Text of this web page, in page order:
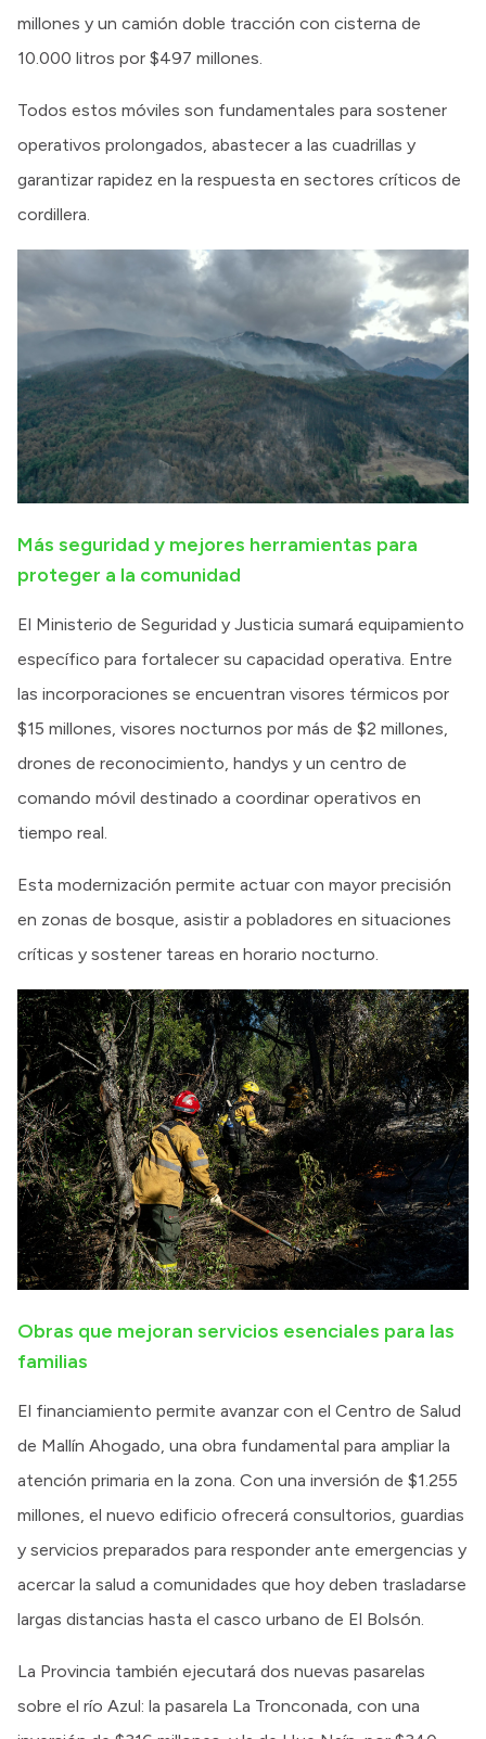
millones y un camión doble tracción con cisterna de
10.000 litros por $497 millones.
Todos estos móviles son fundamentales para sostener
operativos prolongados, abastecer a las cuadrillas y
garantizar rapidez en la respuesta en sectores críticos de
cordillera.
Más seguridad y mejores herramientas para
proteger a la comunidad
El Ministerio de Seguridad y Justicia sumará equipamiento
específico para fortalecer su capacidad operativa. Entre
las incorporaciones se encuentran visores térmicos por
$15 millones, visores nocturnos por más de $2 millones,
drones de reconocimiento, handys y un centro de
comando móvil destinado a coordinar operativos en
tiempo real.
Esta modernización permite actuar con mayor precisión
en zonas de bosque, asistir a pobladores en situaciones
críticas y sostener tareas en horario nocturno.
Obras que mejoran servicios esenciales para las
familias
El financiamiento permite avanzar con el Centro de Salud
de Mallín Ahogado, una obra fundamental para ampliar la
atención primaria en la zona. Con una inversión de $1.255
millones, el nuevo edificio ofrecerá consultorios, guardias
y servicios preparados para responder ante emergencias y
acercar la salud a comunidades que hoy deben trasladarse
largas distancias hasta el casco urbano de El Bolsón.
La Provincia también ejecutará dos nuevas pasarelas
sobre el río Azul: la pasarela La Tronconada, con una